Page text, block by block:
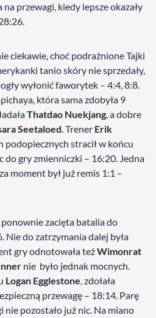
przewagi, kiedy lepsze okazały
ciekawie, choć podrażnione Tajki
tanio skóry nie sprzedały,
wyłonić faworytek – 4:4, 8:8.
która sama zdobyła 9
Thatdao Nuekjang, a dobre
Seetaloed. Trener Erik
podopiecznych stracił w końcu
gry zmienniczki – 16:20. Jedna
moment był już remis 1:1 –
ponownie zacięta batalia do
Nie do zatrzymania dalej była
gry odnotowała teżWimonrat
nie było jednak mocnych.
Logan Egglestone, zdołała
przewagę – 18:14. Parę
pozostało już nic. Na miano